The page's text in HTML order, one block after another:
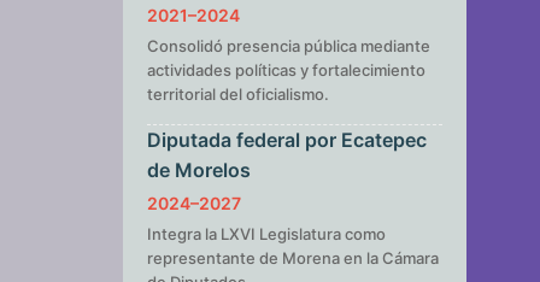
2021–2024
Consolidó presencia pública mediante
actividades políticas y fortalecimiento
territorial del oficialismo.
Diputada federal por Ecatepec
de Morelos
2024–2027
Integra la LXVI Legislatura como
representante de Morena en la Cámara